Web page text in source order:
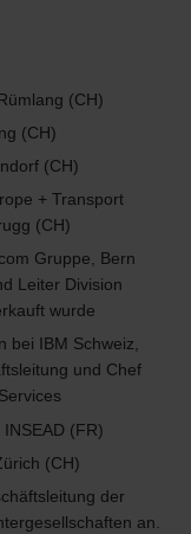
(CH)
(CH)
(CH)
+ Transport
(CH)
Gruppe, Bern
Leiter Division
wurde
bei IBM Schweiz,
und Chef
(FR)
(CH)
der
an.